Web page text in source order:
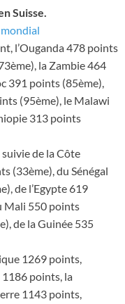
Suisse.
l’Ouganda 478 points
la Zambie 464
391 points (85ème),
(95ème), le Malawi
313 points
de la Côte
(33ème), du Sénégal
de l’Egypte 619
Mali 550 points
de la Guinée 535
1269 points,
points, la
1143 points,